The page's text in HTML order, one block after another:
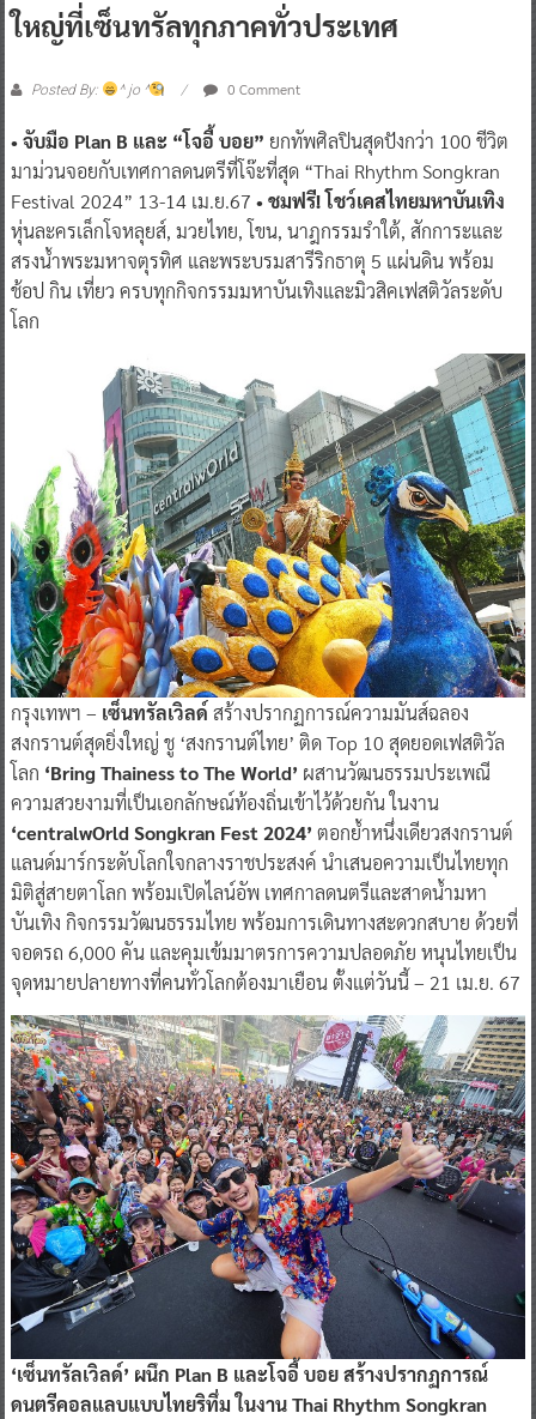
ใหญ่ที่เซ็นทรัลทุกภาคทั่วประเทศ
Posted By: ^ jo ^ 0 Comment
• จับมือ Plan B และ “โจอี้ บอย” ยกทัพศิลปินสุดปังกว่า 100 ชีวิต
มาม่วนจอยกับเทศกาลดนตรีที่โจ๊ะที่สุด “Thai Rhythm Songkran
Festival 2024” 13-14 เม.ย.67 • ชมฟรี! โชว์เคสไทยมหาบันเทิง
หุ่นละครเล็กโจหลุยส์, มวยไทย, โขน, นาฎกรรมรำใต้, สักการะและ
สรงน้ำพระมหาจตุรทิศ และพระบรมสารีริกธาตุ 5 แผ่นดิน พร้อม
ช้อป กิน เที่ยว ครบทุกกิจกรรมมหาบันเทิงและมิวสิคเฟสติวัลระดับ
โลก
กรุงเทพฯ – เซ็นทรัลเวิลด์ สร้างปรากฏการณ์ความมันส์ฉลอง
สงกรานต์สุดยิ่งใหญ่ ชู ‘สงกรานต์ไทย’ ติด Top 10 สุดยอดเฟสติวัล
โลก ‘Bring Thainess to The World’ ผสานวัฒนธรรมประเพณี
ความสวยงามที่เป็นเอกลักษณ์ท้องถิ่นเข้าไว้ด้วยกัน ในงาน
‘centralwOrld Songkran Fest 2024’ ตอกย้ำหนึ่งเดียวสงกรานต์
แลนด์มาร์กระดับโลกใจกลางราชประสงค์ นำเสนอความเป็นไทยทุก
มิติสู่สายตาโลก พร้อมเปิดไลน์อัพ เทศกาลดนตรีและสาดน้ำมหา
บันเทิง กิจกรรมวัฒนธรรมไทย พร้อมการเดินทางสะดวกสบาย ด้วยที่
จอดรถ 6,000 คัน และคุมเข้มมาตรการความปลอดภัย หนุนไทยเป็น
จุดหมายปลายทางที่คนทั่วโลกต้องมาเยือน ตั้งแต่วันนี้ – 21 เม.ย. 67
‘เซ็นทรัลเวิลด์’ ผนึก Plan B และโจอี้ บอย สร้างปรากฏการณ์
ดนตรีคอลแลบแบบไทยริทึ่ม ในงาน Thai Rhythm Songkran